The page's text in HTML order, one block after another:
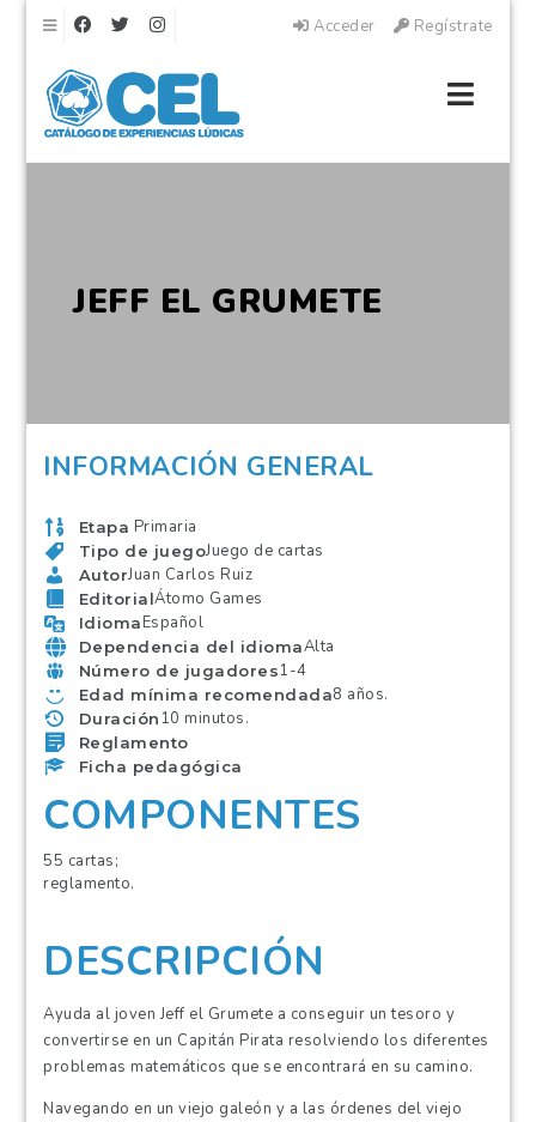
Navegación Acceder Regístrate
JEFF EL GRUMETE
INFORMACIÓN GENERAL
Etapa Primaria
Tipo de juegoJuego de cartas
AutorJuan Carlos Ruiz
EditorialÁtomo Games
IdiomaEspañol
Dependencia del idiomaAlta
Número de jugadores1-4
Edad mínima recomendada8 años.
Duración10 minutos.
Reglamento
Ficha pedagógica
COMPONENTES
55 cartas;
reglamento.
DESCRIPCIÓN
Ayuda al joven Jeff el Grumete a conseguir un tesoro y
convertirse en un Capitán Pirata resolviendo los diferentes
problemas matemáticos que se encontrará en su camino.
Navegando en un viejo galeón y a las órdenes del viejo